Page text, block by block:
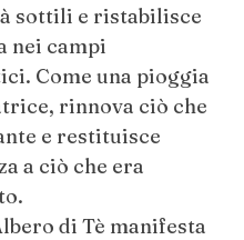
sottili e ristabilisce
nei campi
Come una pioggia
rinnova ciò che
e restituisce
a ciò che era
di Tè manifesta